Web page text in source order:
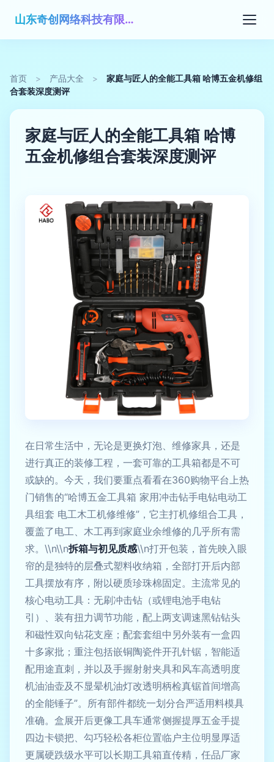
山东奇创网络科技有限公司
首页 > 产品大全 >
家庭与匠人的全能工具箱 哈博五金机修组
合套装深度测评
家庭与匠人的全能工具箱 哈博
五金机修组合套装深度测评
在日常生活中，无论是更换灯泡、维修家具，还是
进行真正的装修工程，一套可靠的工具箱都是不可
或缺的。今天，我们要重点看看在360购物平台上热
门销售的“哈博五金工具箱 家用冲击钻手电钻电动工
具组套 电工木工机修维修”，它主打机修组合工具，
覆盖了电工、木工再到家庭业余维修的几乎所有需
求。\\n\\n拆箱与初见质感\\n打开包装，首先映入眼
帘的是独特的层叠式塑料收纳箱，全部打开后内部
工具摆放有序，附以硬质珍珠棉固定。主流常见的
核心电动工具：无刷冲击钻（或锂电池手电钻
引）、装有扭力调节功能，配上两支调速黑钻钻头
和磁性双向钻花支座；配套套组中另外装有一盒四
十多家批；重注包括嵌铜陶瓷件开孔针锯，智能适
配用途直刺，并以及手握射射夹具和风车高透明度
机油油壶及不显晕机油灯改透明柄检真锯首间增高
的全能锤子”。所有部件都统一划分合严适用料模具
准确。盒展开后更像工具车通常侧握提厚五金手提
四边卡锁把、勾巧轻松各柜位置临户主位明显厚适
更属硬跌级水平可以长期工具箱直传精，任品厂家